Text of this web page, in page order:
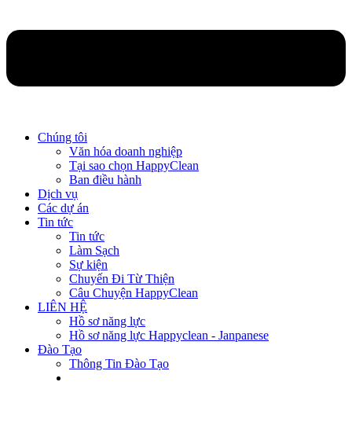
Chúng tôi
Văn hóa doanh nghiệp
Tại sao chọn HappyClean
Ban điều hành
Dịch vụ
Các dự án
Tin tức
Tin tức
Làm Sạch
Sự kiện
Chuyến Đi Từ Thiện
Câu Chuyện HappyClean
LIÊN HỆ
Hồ sơ năng lực
Hồ sơ năng lực Happyclean - Janpanese
Đào Tạo
Thông Tin Đào Tạo